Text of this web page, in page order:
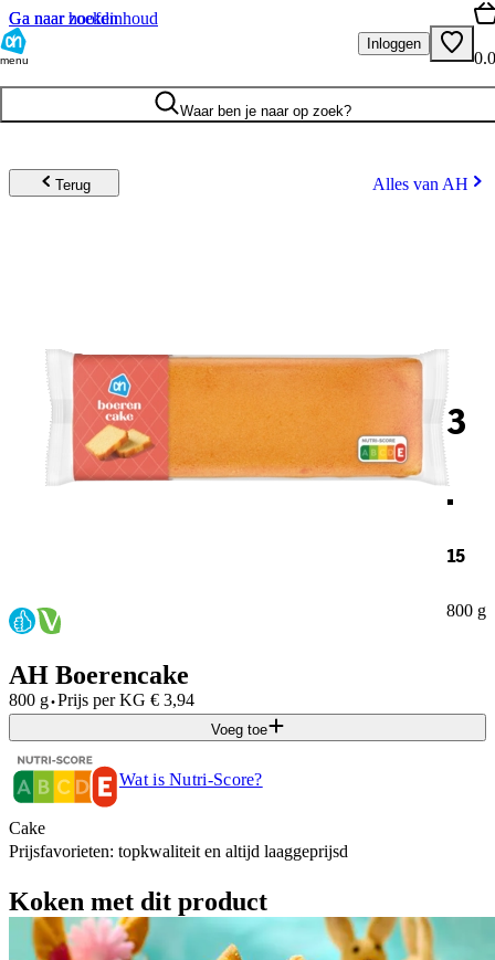
Ga naar hoofdinhoud
Ga naar zoeken
menu
Inloggen
Waar ben je naar op zoek?
Terug Alles van AH
3
.
15
800 g
AH Boerencake
800 g·Prijs per KG € 3,94
Voeg toe
Wat is Nutri-Score?
Cake
Prijsfavorieten: topkwaliteit en altijd laaggeprijsd
Koken met dit product